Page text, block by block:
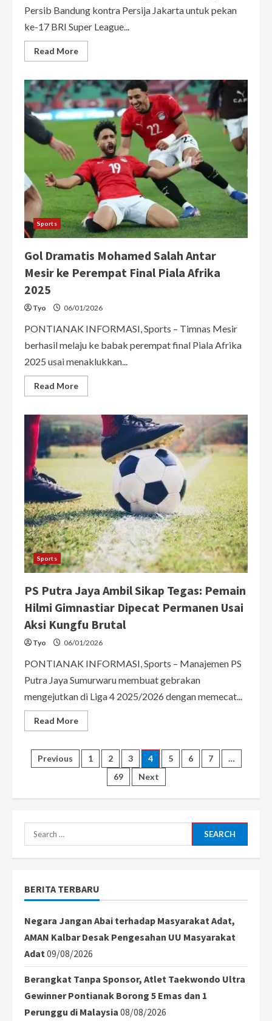
Persib Bandung kontra Persija Jakarta untuk pekan
ke-17 BRI Super League...
Read MoreRead
more
El
Clasico
Indonesia
Ludes
dalam
Sehari,
Bobotoh
Antusias
Sambut
Duel
Persib
vs
Persija
Sports
Gol Dramatis Mohamed Salah Antar
Mesir ke Perempat Final Piala Afrika
2025
Tyo 06/01/2026
PONTIANAK INFORMASI, Sports – Timnas Mesir
berhasil melaju ke babak perempat final Piala Afrika
2025 usai menaklukkan...
Read MoreRead
more
Dramatis
Mohamed
Salah
Antar
Mesir
ke
Perempat
Piala
Afrika
2025
Sports
PS Putra Jaya Ambil Sikap Tegas: Pemain
Hilmi Gimnastiar Dipecat Permanen Usai
Aksi Kungfu Brutal
Tyo 06/01/2026
PONTIANAK INFORMASI, Sports – Manajemen PS
Putra Jaya Sumurwaru membuat gebrakan
mengejutkan di Liga 4 2025/2026 dengan memecat...
Read MoreRead
more
Putra
Jaya
Ambil
Pemain
Dipecat
Aksi
Kungfu
Posts
pagination
Previous 1 2 3 4 5 6 7
…
69
Next
Search
for:
BERITA TERBARU
Negara Jangan Abai terhadap Masyarakat Adat,
AMAN Kalbar Desak Pengesahan UU Masyarakat
Adat 09/08/2026
Berangkat Tanpa Sponsor, Atlet Taekwondo Ultra
Gewinner Pontianak Borong 5 Emas dan 1
Perunggu di Malaysia 08/08/2026